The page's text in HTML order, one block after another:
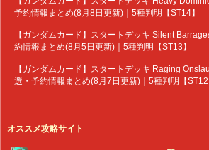
予約情報まとめ(8月8日更新)｜5種判明【ST14】
【ガンダムカード】スタートデッキ Silent
約情報まとめ(8月5日更新)｜5種判明【ST13】
【ガンダムカード】スタートデッキ Raging
選・予約情報まとめ(8月7日更新)｜5種判明【ST12
オススメ攻略サイト